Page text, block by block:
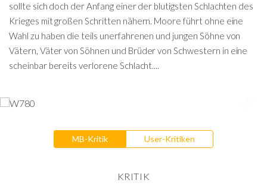
sollte sich doch der Anfang einer der blutigsten Schlachten des
Krieges mit großen Schritten nähern. Moore führt ohne eine
Wahl zu haben die teils unerfahrenen und jungen Söhne von
Vätern, Väter von Söhnen und Brüder von Schwestern in eine
scheinbar bereits verlorene Schlacht....
MB-Kritik User-Kritiken
KRITIK